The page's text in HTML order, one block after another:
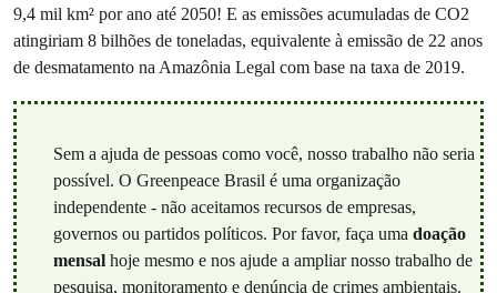
9,4 mil km² por ano até 2050! E as emissões acumuladas de CO2
atingiriam 8 bilhões de toneladas, equivalente à emissão de 22 anos
de desmatamento na Amazônia Legal com base na taxa de 2019.
Sem a ajuda de pessoas como você, nosso trabalho não seria
possível. O Greenpeace Brasil é uma organização
independente - não aceitamos recursos de empresas,
governos ou partidos políticos. Por favor, faça uma doação
mensalhoje mesmo e nos ajude a ampliar nosso trabalho de
pesquisa, monitoramento e denúncia de crimes ambientais.